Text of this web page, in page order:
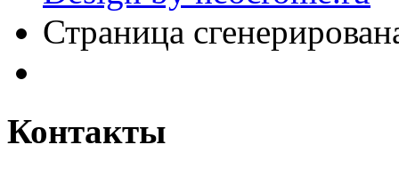
Страница
Контакты